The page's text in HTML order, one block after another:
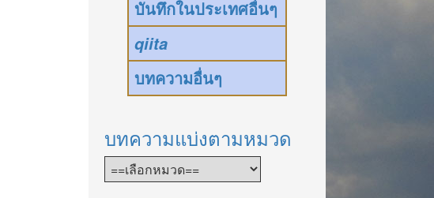
บันทึกในประเทศอื่นๆ
qiita
บทความอื่นๆ
บทความแบ่งตามหมวด